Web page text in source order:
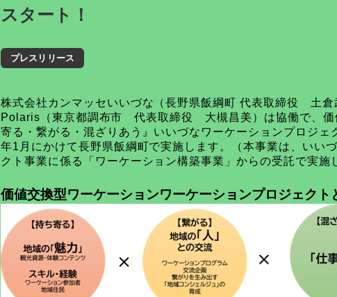
スタート！
プレスリリース
株式会社カンマッセいいづな（長野県飯綱町 代表取締役 土倉
Polaris（東京都調布市 代表取締役 大槻昌美）は協働で、価
寄る・繋がる・混ざりあう』いいづなワーケーションプロジ
年1月にかけて長野県飯綱町で実施します。（本事業は、いい
クト事業に係る「ワーケーション構築事業」からの受託で実施
価値交換型ワーケーションワーケーションプロジェクト